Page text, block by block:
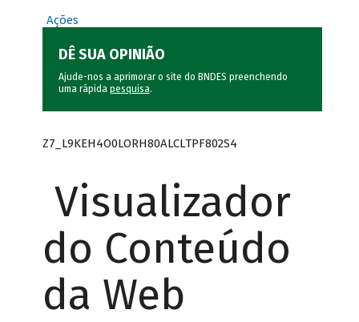
Ações
DÊ SUA OPINIÃO
Ajude-nos a aprimorar o site do BNDES preenchendo
uma rápida pesquisa.
Z7_L9KEH4O0LORH80ALCLTPF802S4
Visualizador
do Conteúdo
da Web